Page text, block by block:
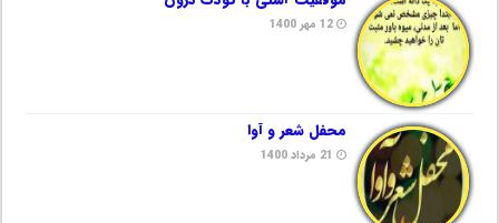
12 مهر 1400
محفل شعر و آوا
21 مرداد 1400